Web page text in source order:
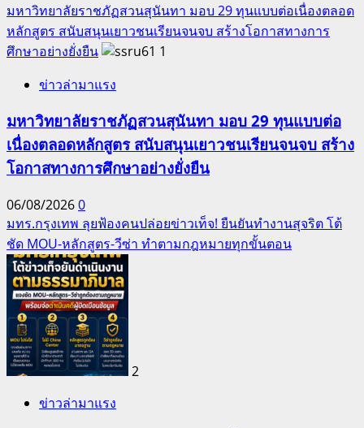
มหาวิทยาลัยราชภัฏสวนสุนันทา มอบ 29 ทุนแบบต่อเนื่องตลอด
หลักสูตร สนับสนุนเยาวชนเรียนจนจบ สร้างโอกาสทางการ
ศึกษาอย่างยั่งยืน
1
ข่าวล่ามาแรง
มหาวิทยาลัยราชภัฏสวนสุนันทา มอบ 29 ทุนแบบต่อ
เนื่องตลอดหลักสูตร สนับสนุนเยาวชนเรียนจนจบ สร้าง
โอกาสทางการศึกษาอย่างยั่งยืน
06/08/20260
มทร.กรุงเทพ ลุยฟ้องคนปล่อยข่าวเท็จ! ยืนยันทำงานสุจริต โต้
ชัด MOU-หลักสูตร-วีซ่า ทำตามกฎหมายทุกขั้นตอน
2
ข่าวล่ามาแรง